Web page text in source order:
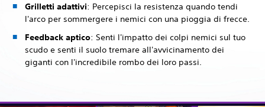
Grilletti adattivi: Percepisci la resistenza quando tendi
l'arco per sommergere i nemici con una pioggia di frecce.
Feedback aptico: Senti l'impatto dei colpi nemici sul tuo
scudo e senti il suolo tremare all'avvicinamento dei
giganti con l'incredibile rombo dei loro passi.